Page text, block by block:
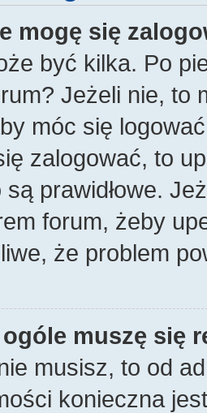
mogę się
być kilka. Po
Jeżeli nie, to
móc się
zalogować, to
są prawidłowe.
forum, żeby
że problem
muszę się
musisz, to od
konieczna